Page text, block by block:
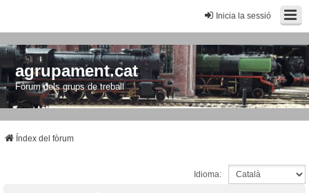
Inicia la sessió
agrupament.cat
Fòrum dels grups de treball
Índex del fòrum
Idioma: